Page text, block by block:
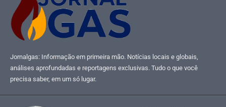
Jornalgas: Informação em primeira mão. Notícias locais e globais,
análises aprofundadas e reportagens exclusivas. Tudo o que você
precisa saber, em um só lugar.